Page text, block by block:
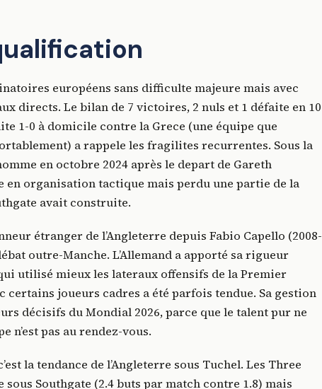
européens sans difficulte majeure mais avec
directs. Le bilan de 7 victoires, 2 nuls et 1 défaite en 10
1-0 à domicile contre la Grece (une équipe que
a rappele les fragilites recurrentes. Sous la
en octobre 2024 après le depart de Gareth
en organisation tactique mais perdu une partie de la
avait construite.
étranger de l’Angleterre depuis Fabio Capello (2008-
outre-Manche. L’Allemand a apporté sa rigueur
utilisé mieux les lateraux offensifs de la Premier
certains joueurs cadres a été parfois tendue. Sa gestion
décisifs du Mondial 2026, parce que le talent pur ne
n’est pas au rendez-vous.
la tendance de l’Angleterre sous Tuchel. Les Three
Southgate (2.4 buts par match contre 1.8) mais